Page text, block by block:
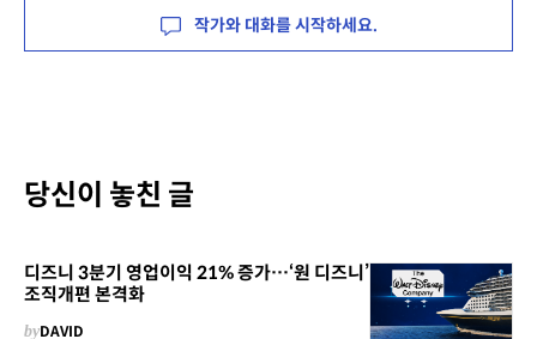
작가와 대화를 시작하세요.
당신이 놓친 글
디즈니 3분기 영업이익 21% 증가…‘원 디즈니’
조직개편 본격화
byDAVID